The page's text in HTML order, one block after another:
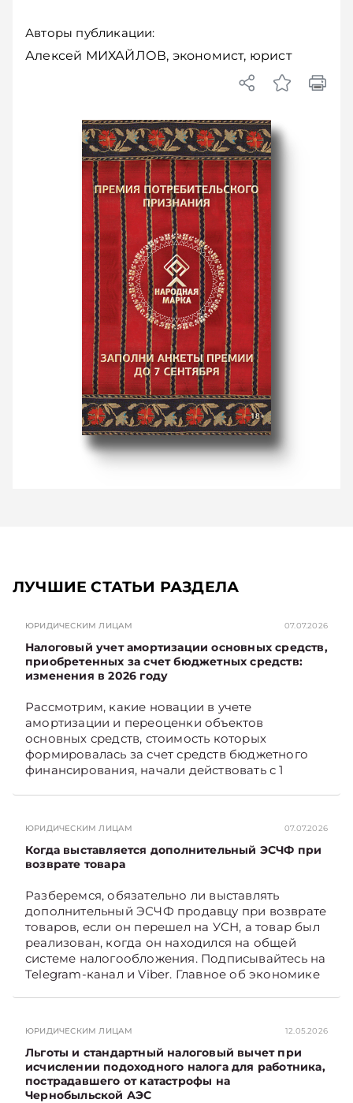
Авторы публикации:
Алексей МИХАЙЛОВ, экономист, юрист
ЛУЧШИЕ СТАТЬИ РАЗДЕЛА
ЮРИДИЧЕСКИМ ЛИЦАМ 07.07.2026
Налоговый учет амортизации основных средств,
приобретенных за счет бюджетных средств:
изменения в 2026 году
Рассмотрим, какие новации в учете
амортизации и переоценки объектов
основных средств, стоимость которых
формировалась за счет средств бюджетного
финансирования, начали действовать с 1
на Telegram‑канал и Viber. Главное об
экономике Беларуси — раньше, чем в новостях
TelegramViber
ЮРИДИЧЕСКИМ ЛИЦАМ 07.07.2026
Когда выставляется дополнительный ЭСЧФ при
возврате товара
Разберемся, обязательно ли выставлять
дополнительный ЭСЧФ продавцу при возврате
товаров, если он перешел на УСН, а товар был
реализован, когда он находился на общей
системе налогообложения. Подписывайтесь на
Telegram‑канал и Viber. Главное об экономике
ЮРИДИЧЕСКИМ ЛИЦАМ 12.05.2026
Льготы и стандартный налоговый вычет при
исчислении подоходного налога для работника,
пострадавшего от катастрофы на
Чернобыльской АЭС